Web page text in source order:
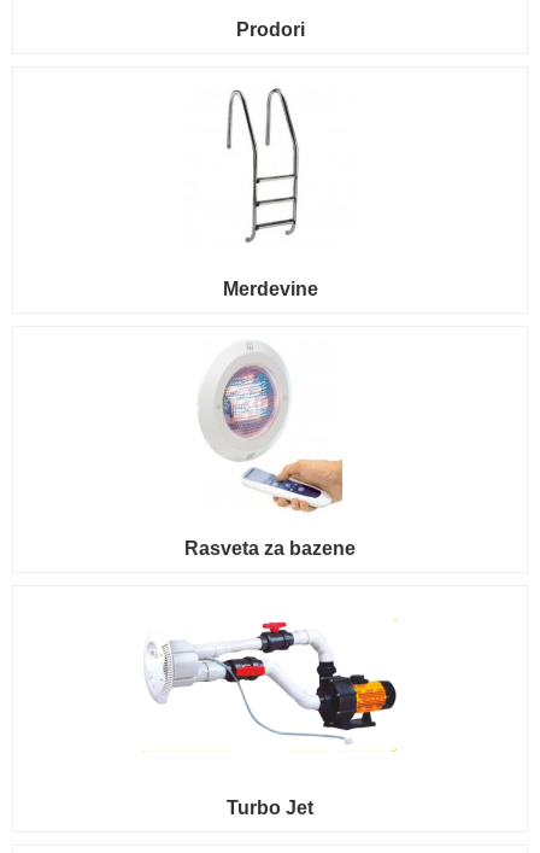
Prodori
Merdevine
Rasveta za bazene
Turbo Jet